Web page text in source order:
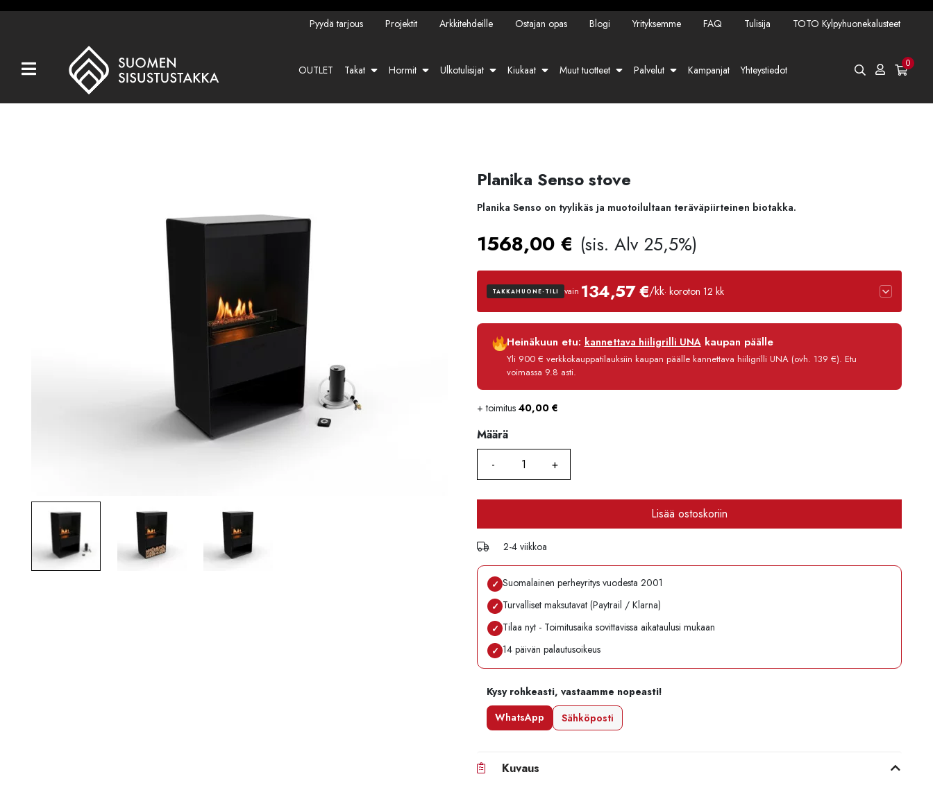
Kaikki tuotteet
Ostajan opas
Yrityksemme
Pyydä tarjous Projektit Arkkitehdeille Ostajan opas Blogi Yrityksemme FAQ Tulisija TOTO Kylpyhuonekalusteet
OUTLET Takat Hormit Ulkotulisijat Kiukaat Muut tuotteet Palvelut Kampanjat Yhteystiedot 0
Planika Senso stove
Planika Senso on tyylikäs ja muotoilultaan teräväpiirteinen biotakka.
1568,00 € (sis. Alv 25,5%)
TAKKAHUONE-TILI vain 134,57 €/kk· koroton 12 kk
Luottoaika
Korko
Käsittelymaksu
Heinäkuun etu: kannettava hiiligrilli UNAkaupan päälle
Yli 900 € verkkokauppatilauksiin kaupan päälle kannettava hiiligrilli UNA (ovh. 139 €). Etu
voimassa 9.8 asti.
+ toimitus 40,00 €
Määrä
Määrä
Lisää ostoskoriin
2-4 viikkoa
✓ Suomalainen perheyritys vuodesta 2001
✓ Turvalliset maksutavat (Paytrail / Klarna)
✓ Tilaa nyt - Toimitusaika sovittavissa aikataulusi mukaan
✓ 14 päivän palautusoikeus
Kysy rohkeasti, vastaamme nopeasti!
WhatsApp
Sähköposti
Kuvaus